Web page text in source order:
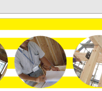
ルメッツ。